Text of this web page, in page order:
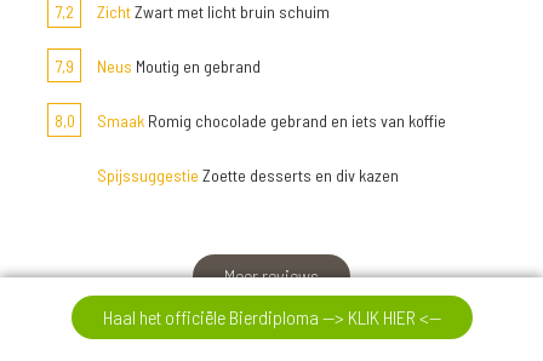
7,2
ZichtZwart met licht bruin schuim
7,9 Neus Moutig en gebrand
8,0 Smaak Romig chocolade gebrand en iets van koffie
Spijssuggestie Zoette desserts en div kazen
Meer reviews
Haal het officiële Bierdiploma --> KLIK HIER <--